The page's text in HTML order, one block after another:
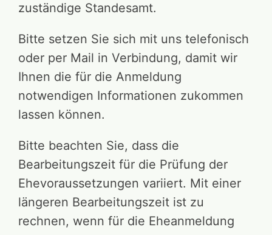
zuständige Standesamt.
Bitte setzen Sie sich mit uns telefonisch
oder per Mail in Verbindung, damit wir
Ihnen die für die Anmeldung
notwendigen Informationen zukommen
lassen können.
Bitte beachten Sie, dass die
Bearbeitungszeit für die Prüfung der
Ehevoraussetzungen variiert. Mit einer
längeren Bearbeitungszeit ist zu
rechnen, wenn für die Eheanmeldung